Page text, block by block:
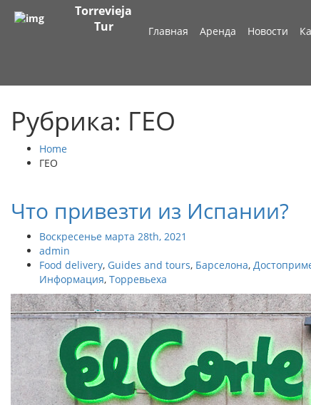
Torrevieja
Tur
Главная Аренда Новости
Рубрика: ГЕО
Home
ГЕО
Что привезти из Испании?
Воскресенье марта 28th, 2021
admin
Food delivery, Guides and tours, Барселона,
Информация, Торревьеха